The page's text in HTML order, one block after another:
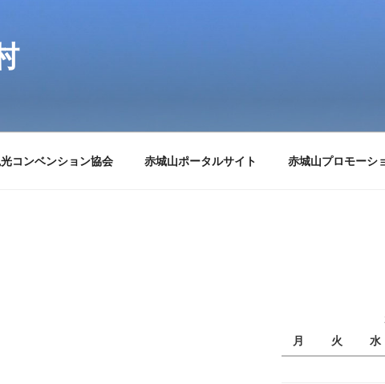
コンベンション協会 赤城山ポータルサイト 赤城山プロモーシ
月
火 水